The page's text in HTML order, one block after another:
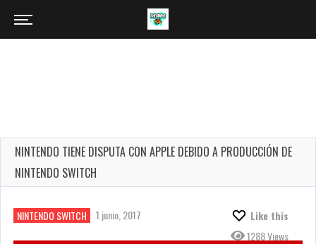
NINTENDO TIENE DISPUTA CON APPLE DEBIDO A PRODUCCIÓN DE
NINTENDO SWITCH
NINTENDO SWITCH 1 junio, 2017
Like this
1288 Views